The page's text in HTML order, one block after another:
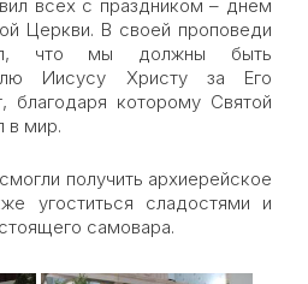
всех с праздником – днем
Церкви. В своей проповеди
что мы должны быть
Иисусу Христу за Его
благодаря которому Святой
в мир.
получить архиерейское
угоститься сладостями и
самовара.